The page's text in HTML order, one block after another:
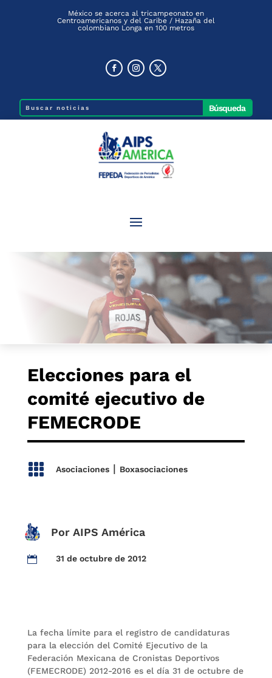
México se acerca al tricampeonato en
Centroamericanos y del Caribe / Hazaña del
colombiano Longa en 100 metros
Elecciones para el
comité ejecutivo de
FEMECRODE
 Asociaciones| Boxasociaciones
Por AIPS América
 31 de octubre de 2012
La fecha límite para el registro de candidaturas
para la elección del Comité Ejecutivo de la
Federación Mexicana de Cronistas Deportivos
(FEMECRODE) 2012-2016 es el día 31 de octubre de